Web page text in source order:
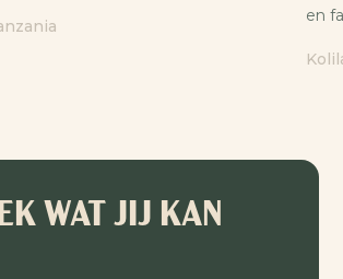
en
WAT JIJ KAN